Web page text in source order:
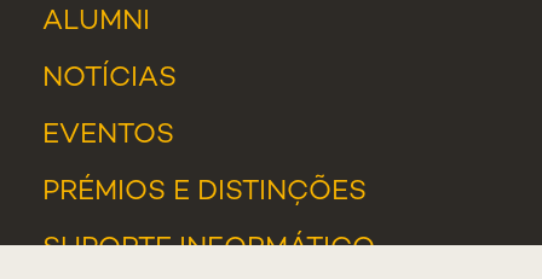
ALUMNI
NOTÍCIAS
EVENTOS
PRÉMIOS E DISTINÇÕES
SUPORTE INFORMÁTICO